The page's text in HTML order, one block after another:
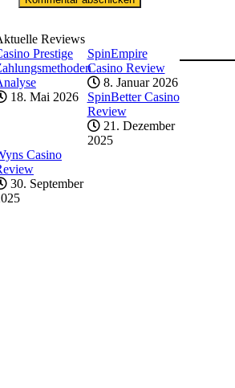
Reviews
Prestige
18. Mai 2026
SpinEmpire
Casino Review
8. Januar 2026
SpinBetter Casino
Review
21. Dezember
2025
Casino
30. September